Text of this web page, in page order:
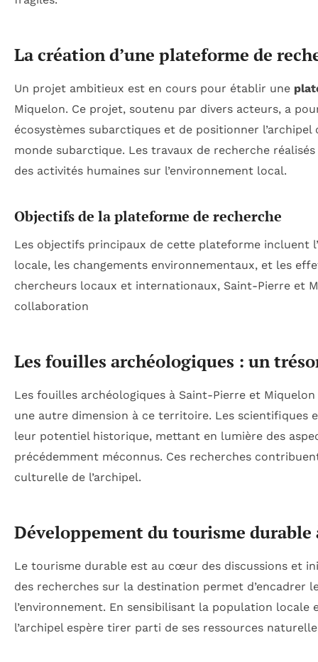
La création d’une plateforme de
Un projet ambitieux est en cours pour établir une
Miquelon. Ce projet, soutenu par divers acteurs, a
écosystèmes subarctiques et de positionner
monde subarctique. Les travaux de recherche
des activités humaines sur l’environnement local.
Objectifs de la plateforme de recherche
Les objectifs principaux de cette plateforme incluent
locale, les changements environnementaux, et les
chercheurs locaux et internationaux, Saint-Pierre et
collaboration
Les fouilles archéologiques : un
Les fouilles archéologiques à Saint-Pierre et
une autre dimension à ce territoire. Les scientifiques
leur potentiel historique, mettant en lumière des
précédemment méconnus. Ces recherches
culturelle de l’archipel.
Développement du tourisme
Le tourisme durable est au cœur des discussions et
des recherches sur la destination permet
l’environnement. En sensibilisant la population
l’archipel espère tirer parti de ses ressources